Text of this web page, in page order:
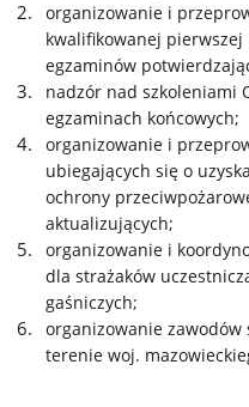
organizowanie i
kwalifikowanej
egzaminów
nadzór nad szkoleniami
egzaminach końcowych;
organizowanie i
ubiegających się o
ochrony
aktualizujących;
organizowanie i
dla strażaków
gaśniczych;
organizowanie
terenie woj.